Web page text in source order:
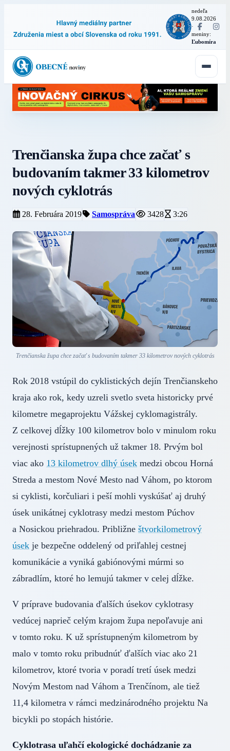
nedeľa
9.08.2026
·
meniny:
Ľubomíra
Trenčianska župa chce začať s
budovaním takmer 33 kilometrov
nových cyklotrás
28. Februára 2019 Samospráva 3428 3:26
Trenčianska župa chce začať s budovaním takmer 33 kilometrov nových cyklotrás
Rok 2018 vstúpil do cyklistických dejín Trenčianskeho
kraja ako rok, kedy uzreli svetlo sveta historicky prvé
kilometre megaprojektu Vážskej cyklomagistrály.
Z celkovej dĺžky 100 kilometrov bolo v minulom roku
verejnosti sprístupnených už takmer 18. Prvým bol
viac ako 13 kilometrov dlhý úsek medzi obcou Horná
Streda a mestom Nové Mesto nad Váhom, po ktorom
si cyklisti, korčuliari i peší mohli vyskúšať aj druhý
úsek unikátnej cyklotrasy medzi mestom Púchov
a Nosickou priehradou. Približne štvorkilometrový
úsek je bezpečne oddelený od priľahlej cestnej
komunikácie a vyniká gabiónovými múrmi so
zábradlím, ktoré ho lemujú takmer v celej dĺžke.
V príprave budovania ďalších úsekov cyklotrasy
vedúcej naprieč celým krajom župa nepoľavuje ani
v tomto roku. K už sprístupneným kilometrom by
malo v tomto roku pribudnúť ďalších viac ako 21
kilometrov, ktoré tvoria v poradí tretí úsek medzi
Novým Mestom nad Váhom a Trenčínom, ale tiež
11,4 kilometra v rámci medzinárodného projektu Na
bicykli po stopách histórie.
Cyklotrasa uľahčí ekologické dochádzanie za